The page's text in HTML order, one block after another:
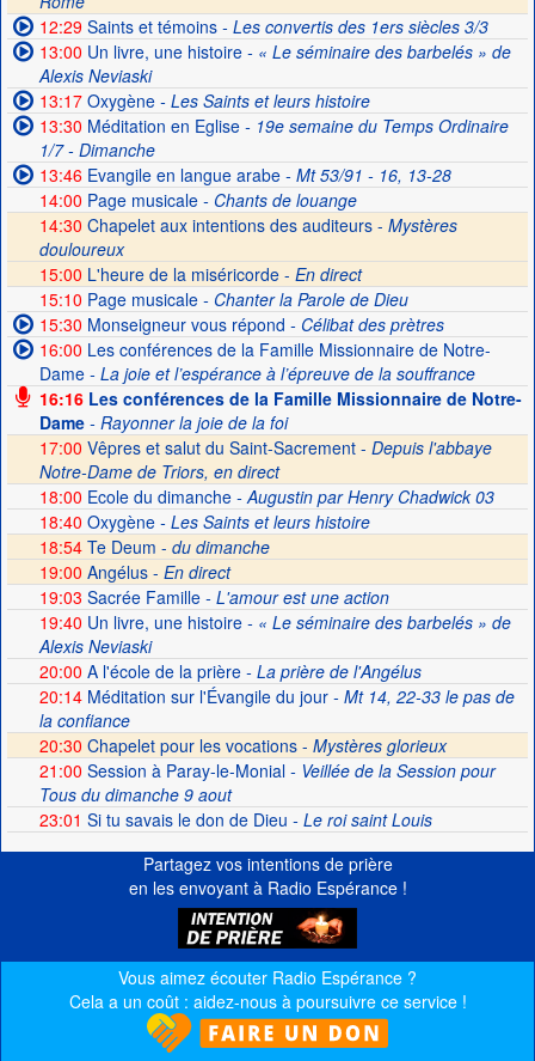
12:29Saints et témoins- Les convertis des 1ers siècles 3/3
13:00 Un livre, une histoire- « Le séminaire des barbelés » de
Alexis Neviaski
13:17Oxygène- Les Saints et leurs histoire
13:30 Méditation en Eglise- 19e semaine du Temps Ordinaire
1/7 - Dimanche
13:46Evangile en langue arabe- Mt 53/91 - 16, 13-28
14:00 Page musicale- Chants de louange
14:30 Chapelet aux intentions des auditeurs - Mystères
douloureux
15:00 L'heure de la miséricorde - En direct
15:10 Page musicale- Chanter la Parole de Dieu
15:30 Monseigneur vous répond - Célibat des prètres
16:00 Les conférences de la Famille Missionnaire de Notre-
Dame- La joie et l’espérance à l’épreuve de la souffrance
16:16Les conférences de la Famille Missionnaire de Notre-
Dame- Rayonner la joie de la foi
17:00 Vêpres et salut du Saint-Sacrement - Depuis l'abbaye
Notre-Dame de Triors, en direct
18:00 Ecole du dimanche- Augustin par Henry Chadwick 03
18:40 Oxygène- Les Saints et leurs histoire
18:54Te Deum - du dimanche
19:00 Angélus - En direct
19:03 Sacrée Famille- L'amour est une action
19:40 Un livre, une histoire- « Le séminaire des barbelés » de
Alexis Neviaski
20:00 A l'école de la prière- La prière de l'Angélus
20:14Méditation sur l'Évangile du jour- Mt 14, 22-33 le pas de
la confiance
20:30 Chapelet pour les vocations - Mystères glorieux
21:00 Session à Paray-le-Monial- Veillée de la Session pour
Tous du dimanche 9 aout
23:01 Si tu savais le don de Dieu - Le roi saint Louis
Partagez vos intentions de prière
en les envoyant à Radio Espérance !
Vous aimez écouter Radio Espérance ?
Cela a un coût : aidez-nous à poursuivre ce service !